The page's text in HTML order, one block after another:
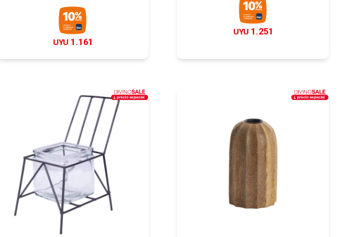
UYU 1.161
UYU 1.251